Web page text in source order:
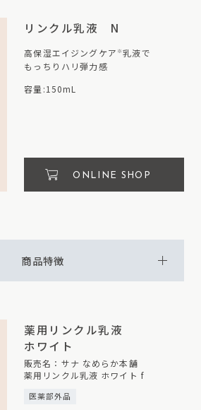
リンクル乳液 N
高保湿エイジングケア ※乳液で
もっちりハリ弾力感
容量:150mL
ONLINE SHOP
商品特徴
薬用リンクル乳液
ホワイト
販売名：サナ なめらか本舗
薬用リンクル乳液 ホワイト f
医薬部外品